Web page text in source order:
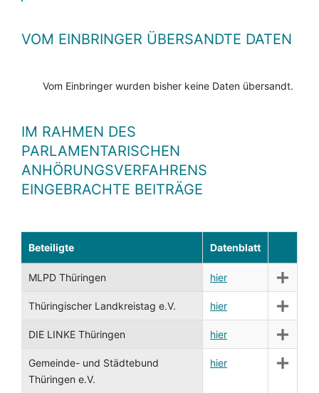
VOM EINBRINGER ÜBERSANDTE DATEN
Vom Einbringer wurden bisher keine Daten übersandt.
IM RAHMEN DES
PARLAMENTARISCHEN
ANHÖRUNGSVERFAHRENS
EINGEBRACHTE BEITRÄGE
Beteiligte Datenblatt
MLPD Thüringen hier
Thüringischer Landkreistag e.V. hier
DIE LINKE Thüringen hier
Gemeinde- und Städtebund
Thüringen e.V.
hier